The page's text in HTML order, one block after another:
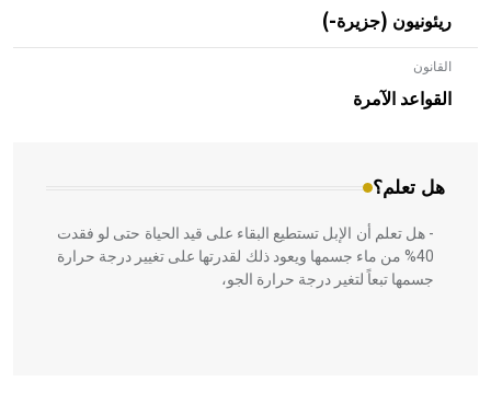
ريئونيون (جزيرة-)
القانون
القواعد الآمرة
هل تعلم؟
- هل تعلم أن الأبلق نوع من الفنون الهندسية التي ارتبطت
بالعمارة الإسلامية في بلاد الشام ومصر خاصة، حيث يحرص
المعمار على بناء مداميكه وخاصة في الواجهات
- هل تعلم أن الإبل تستطيع البقاء على قيد الحياة حتى لو فقدت
40% من ماء جسمها ويعود ذلك لقدرتها على تغيير درجة حرارة
جسمها تبعاً لتغير درجة حرارة الجو،